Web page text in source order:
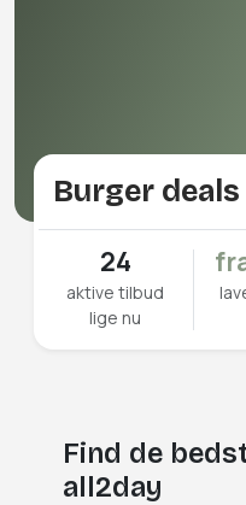
Burger
24
aktive tilbud
lige nu
Find de
all2day